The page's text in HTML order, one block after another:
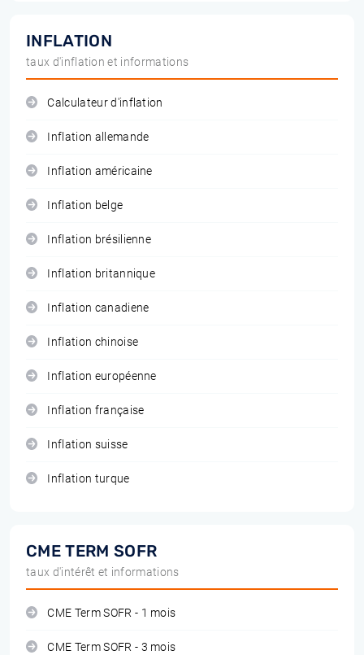
INFLATION
taux d'inflation et informations
Calculateur d'inflation
Inflation allemande
Inflation américaine
Inflation belge
Inflation brésilienne
Inflation britannique
Inflation canadiene
Inflation chinoise
Inflation européenne
Inflation française
Inflation suisse
Inflation turque
CME TERM SOFR
taux d'intérêt et informations
CME Term SOFR - 1 mois
CME Term SOFR - 3 mois